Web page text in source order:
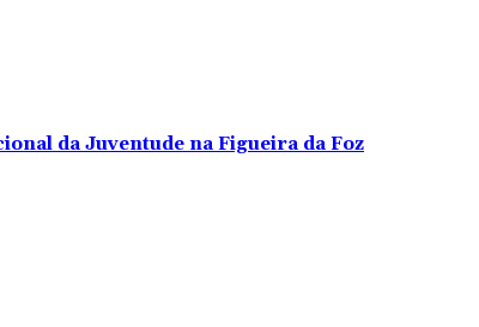
da Juventude na Figueira da Foz